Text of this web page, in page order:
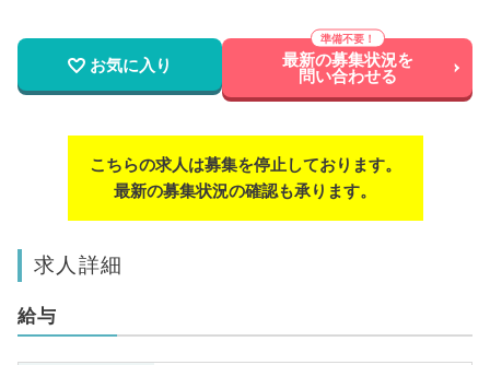
お気に入り 最新の募集状況を
問い合わせる
こちらの求人は募集を停止しております。
最新の募集状況の確認も承ります。
求人詳細
給与